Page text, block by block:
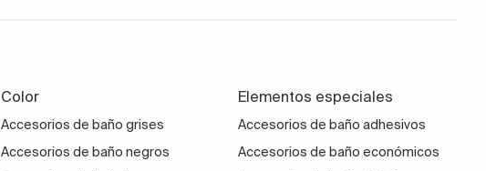
Color
Accesorios de baño grises
Accesorios de baño negros
Elementos especiales
Accesorios de baño adhesivos
Accesorios de baño económicos